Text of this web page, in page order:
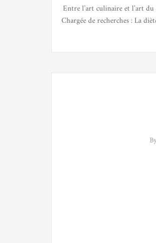
Entre l’art culinaire et l’art
Chargée de recherches : La